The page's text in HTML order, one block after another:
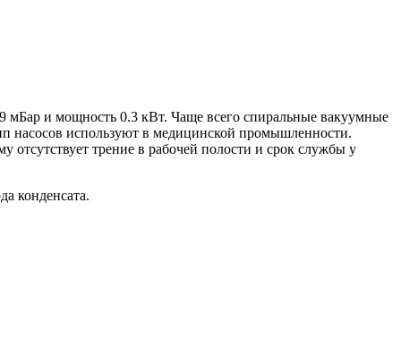
мБар и мощность 0.3 кВт. Чаще всего спиральные вакуумные
насосов используют в медицинской промышленности.
отсутствует трение в рабочей полости и срок службы у
конденсата.